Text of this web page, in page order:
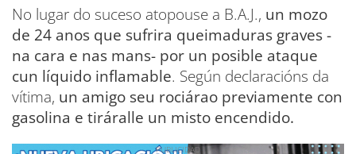
No lugar do suceso atopouse a B.A.J., un mozo
de 24 anos que sufrira queimaduras graves -
na cara e nas mans- por un posible ataque
cun líquido inflamable. Según declaracións da
vítima, un amigo seu rociárao previamente con
gasolina e tiráralle un misto encendido.